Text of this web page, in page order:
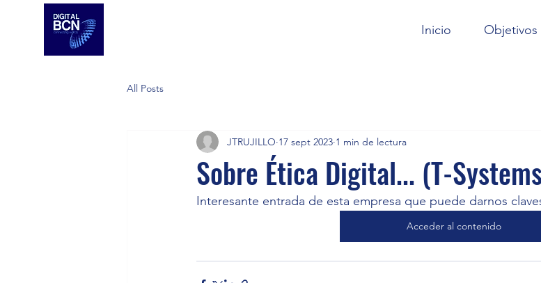
Inicio Objetivos
All Posts
Sobre Ética Digital... (T-
JTRUJILLO 17 sept 2023 1 min de lectura
Interesante entrada de esta empresa que puede darnos
Acceder al contenido